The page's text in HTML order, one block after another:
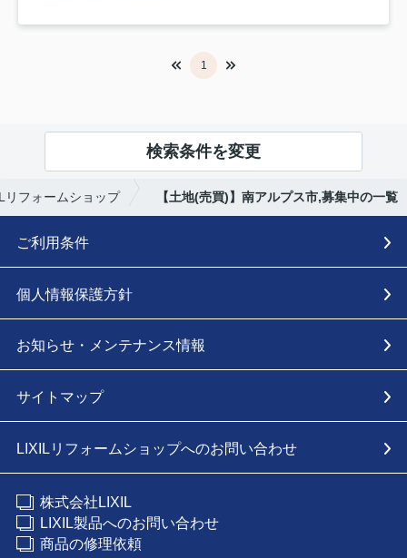
1
検索条件を変更
リフォームショップ 【土地(売買)】南アルプス市,募集中の一覧
ご利用条件
個人情報保護方針
お知らせ・メンテナンス情報
サイトマップ
LIXILリフォームショップへのお問い合わせ
株式会社LIXIL
LIXIL製品へのお問い合わせ
商品の修理依頼